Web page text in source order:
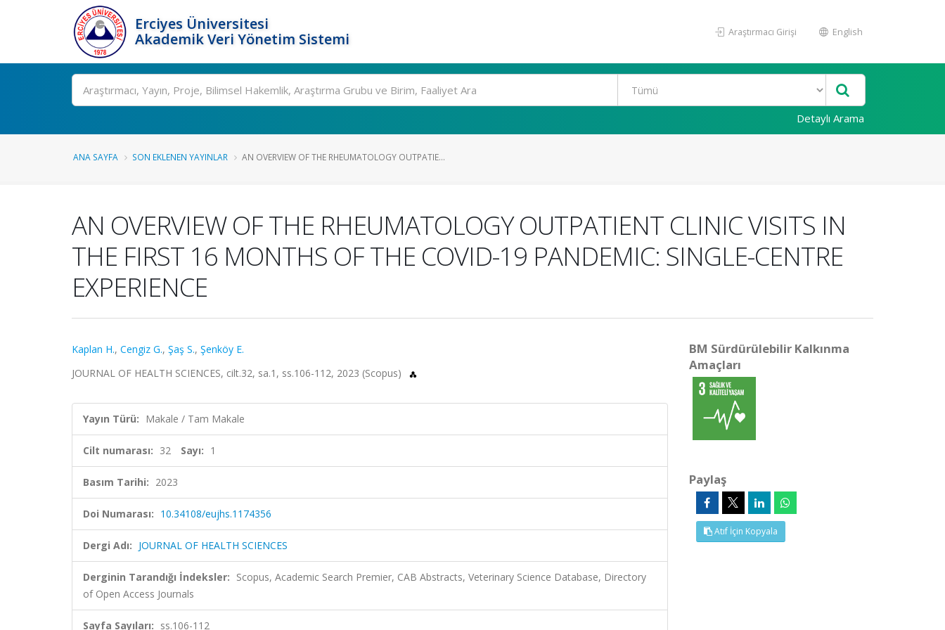
Erciyes Üniversitesi
Akademik Veri Yönetim Sistemi
Araştırmacı Girişi English
Ara
Detaylı Arama
ANA SAYFA SON EKLENEN YAYINLAR AN OVERVIEW OF THE RHEUMATOLOGY OUTPATIE...
AN OVERVIEW OF THE RHEUMATOLOGY OUTPATIENT CLINIC VISITS IN
THE FIRST 16 MONTHS OF THE COVID-19 PANDEMIC: SINGLE-CENTRE
EXPERIENCE
Kaplan H., Cengiz G., Şaş S., Şenköy E.
JOURNAL OF HEALTH SCIENCES, cilt.32, sa.1, ss.106-112, 2023 (Scopus)
Yayın Türü: Makale / Tam Makale
Cilt numarası: 32 Sayı: 1
Basım Tarihi: 2023
Doi Numarası: 10.34108/eujhs.1174356
Dergi Adı: JOURNAL OF HEALTH SCIENCES
Derginin Tarandığı İndeksler: Scopus, Academic Search Premier, CAB Abstracts, Veterinary Science Database, Directory
of Open Access Journals
Sayfa Sayıları: ss.106-112
BM Sürdürülebilir Kalkınma
Amaçları
Paylaş
Atıf İçin Kopyala